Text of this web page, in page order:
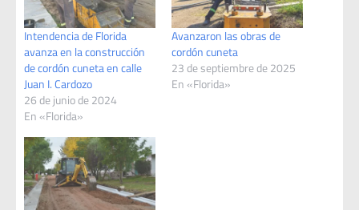
Intendencia de Florida
avanza en la construcción
de cordón cuneta en calle
Juan I. Cardozo
26 de junio de 2024
En «Florida»
Avanzaron las obras de
cordón cuneta
23 de septiembre de 2025
En «Florida»